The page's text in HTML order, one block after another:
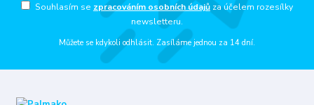
Souhlasím se zpracováním osobních údajůza účelem rozesílky
newsletteru.
Můžete se kdykoli odhlásit. Zasíláme jednou za 14 dní.